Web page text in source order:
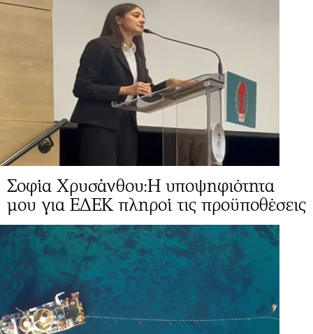
Σοφία Χρυσάνθου:Η υποψηφιότητα
μου για ΕΔΕΚ πληροί τις προϋποθέσεις